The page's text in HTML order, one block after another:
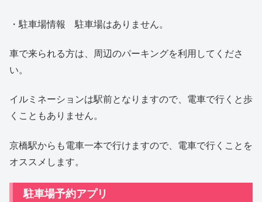
・駐車場情報 駐車場はありません。
車で来られる方は、周辺のパーキングを利用してくださ
い。
イルミネーションは駅前となりますので、電車で行くと歩
くこともありません。
京橋駅からも電車一本で行けますので、電車で行くことを
オススメします。
駐車場予約アプリ